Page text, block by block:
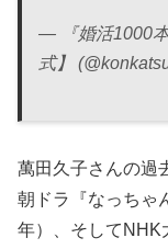
— 『婚活1000
式】
萬田久子さんの過
朝ドラ『なっちゃ
年）、そしてNHK